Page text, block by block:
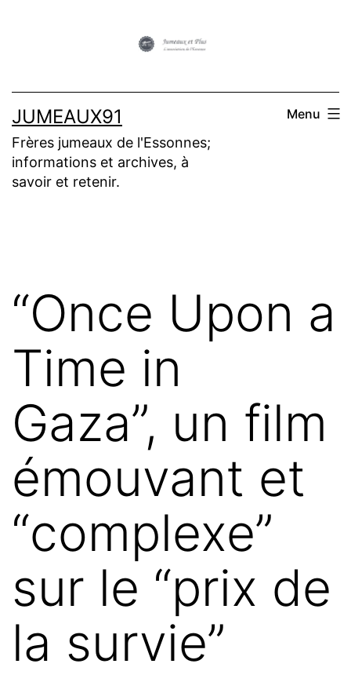
JUMEAUX91
Frères jumeaux de l'Essonnes;
informations et archives, à
savoir et retenir.
Menu
“Once Upon a
Time in
Gaza”, un film
émouvant et
“complexe”
sur le “prix de
la survie”